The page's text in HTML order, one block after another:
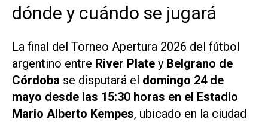
dónde y cuándo se jugará
La final del Torneo Apertura 2026 del fútbol
argentino entre River Plate y Belgrano de
Córdoba se disputará el domingo 24 de
mayo desde las 15:30 horas en el Estadio
Mario Alberto Kempes, ubicado en la ciudad